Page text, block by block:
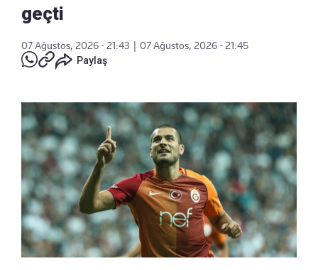
geçti
07 Ağustos, 2026 - 21:43
07 Ağustos, 2026 - 21:45
Paylaş